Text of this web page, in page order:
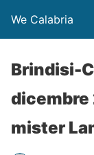
We Calabria
Brindisi-
dicembre
mister